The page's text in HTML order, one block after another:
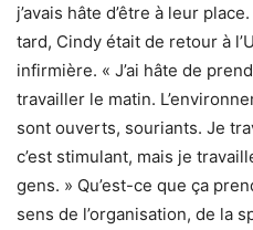
j’avais hâte d’être à leur
tard, Cindy était de retour à
infirmière. « J’ai hâte de
travailler le matin.
sont ouverts, souriants. Je
c’est stimulant, mais je
gens. » Qu’est-ce que ça
sens de l’organisation, de la